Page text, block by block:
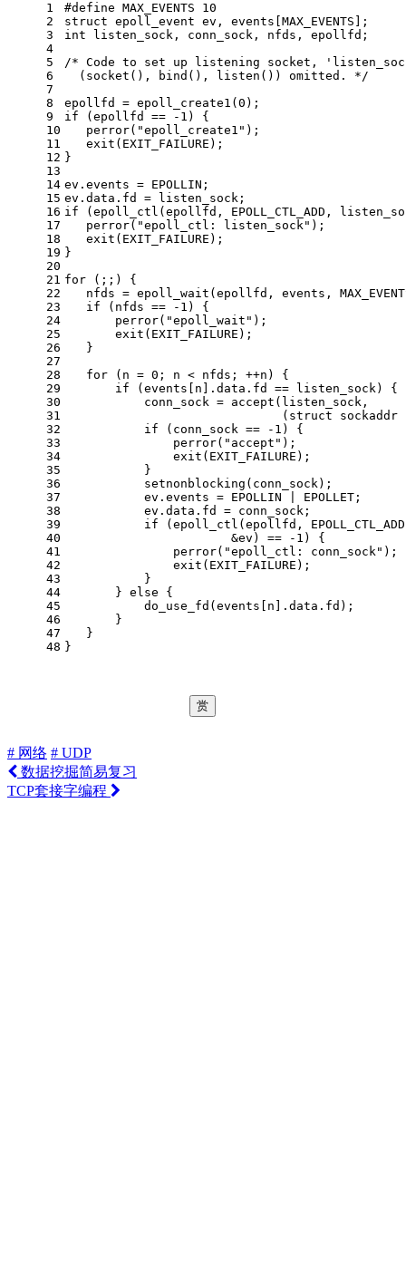
1
2
3
4
5
6
7
8
9
10
11
12
13
14
15
16
17
18
19
20
21
22
23
24
25
26
27
28
29
30
31
32
33
34
35
36
37
38
39
40
41
42
43
44
45
46
47
48
#define MAX_EVENTS 10
struct epoll_event ev , events MAX_EVENTS ];
int listen_sock, conn_sock, nfds, epollfd;
/* Code to set up listening socket,
  (socket(), bind(), listen()) omitted. */
epollfd = epoll_create1( 0 );
if (epollfd == -1 ) {
   perror(
"epoll_create1" );
exit (EXIT_FAILURE);
}
ev.events = EPOLLIN;
ev.data.fd = listen_sock;
if (epoll_ctl(epollfd, EPOLL_CTL_ADD,
   perror(
"epoll_ctl: listen_sock" );
exit (EXIT_FAILURE);
}
for (;;) {
nfds = epoll_wait(epollfd, events,
if (nfds == -1 ) {
       perror(
"epoll_wait" );
exit (EXIT_FAILURE);
   }
for (n = 0 ; n < nfds; ++n) {
if (events[n].data.fd == listen_sock) {
           conn_sock = accept(listen_sock,
(struct sockaddr
if (conn_sock == -1 ) {
               perror(
"accept" );
exit (EXIT_FAILURE);
           }
           setnonblocking(conn_sock);
           ev.events = EPOLLIN | EPOLLET;
           ev.data.fd = conn_sock;
if (epoll_ctl(epollfd,
                       &ev) ==
-1 ) {
               perror(
"epoll_ctl: conn_sock" );
exit (EXIT_FAILURE);
           }
       }
else {
           do_use_fd(events[n].data.fd);
       }
   }
}
赏
# 网络 # UDP
数据挖掘简易复习
TCP套接字编程